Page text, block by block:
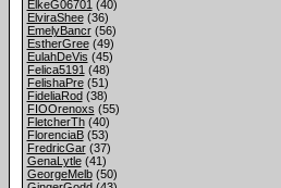
ElkeG06701 (40)
ElviraShee(36)
EmelyBancr(56)
EstherGree(49)
EulahDeVis (45)
Felica5191 (48)
FelishaPre(51)
FideliaRod(38)
FIOOrenoxs (55)
FletcherTh(40)
FlorenciaB(53)
FredricGar(37)
GenaLytle(41)
GeorgeMelb(50)